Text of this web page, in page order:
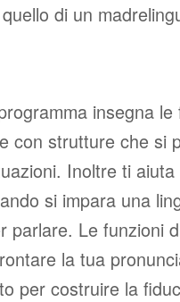
di un
insegna
con strutture che si
Inoltre ti
si impara una
parlare. Le funzioni
la tua
per costruire la